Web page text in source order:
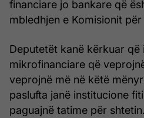
financiare jo bankare që
mbledhjen e Komisionit
Deputetët kanë kërkuar që
mikrofinanciare që
veprojnë më në këtë
paslufta janë institucione
paguajnë tatime për shtetin.